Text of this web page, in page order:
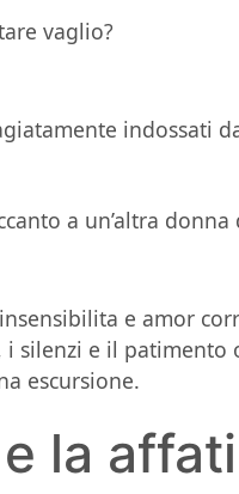
vaglio?
indossati
a un’altra donna
e amor
i silenzi e il
escursione.
la